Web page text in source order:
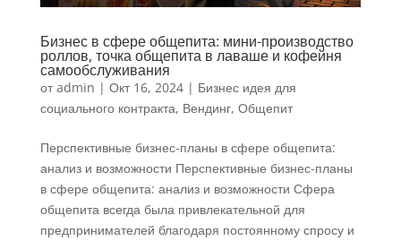
Бизнес в сфере общепита: мини-производство
роллов, точка общепита в лаваше и кофейня
самообслуживания
отadmin | Окт 16, 2024| Бизнес идея для
социального контракта, Вендинг, Общепит
Перспективные бизнес-планы в сфере общепита:
анализ и возможности Перспективные бизнес-планы
в сфере общепита: анализ и возможности Сфера
общепита всегда была привлекательной для
предпринимателей благодаря постоянному спросу и